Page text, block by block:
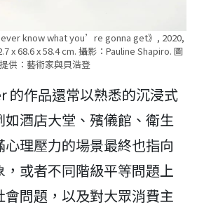
know what you’re gonna get》, 2020,
x 68.6 x 58.4 cm. 攝影：Pauline Shapiro. 圖
供：藝術家與貝浩登
的作品還常以熟悉的沉浸式
酒店大堂、殯儀館、衛生
理壓力的場景最終也指向
，或者不同階級平等問題上
問題，以及對大眾消費主